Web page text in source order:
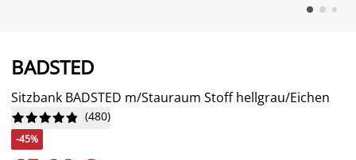
BADSTED
Sitzbank BADSTED m/Stauraum Stoff hellgrau/Eichen





 (480)
-45%